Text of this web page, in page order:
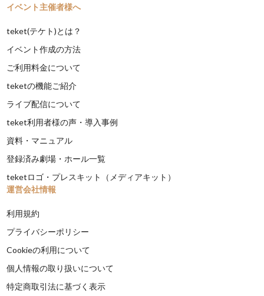
イベント主催者様へ
teket(テケト)とは？
イベント作成の方法
ご利用料金について
teketの機能ご紹介
ライブ配信について
teket利用者様の声・導入事例
資料・マニュアル
登録済み劇場・ホール一覧
teketロゴ・プレスキット（メディアキット）
運営会社情報
利用規約
プライバシーポリシー
Cookieの利用について
個人情報の取り扱いについて
特定商取引法に基づく表示